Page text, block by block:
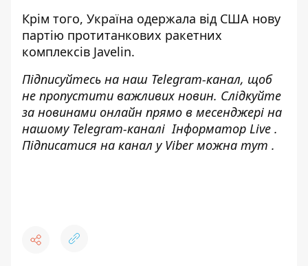
Крім того, Україна одержала від США нову
партію протитанкових ракетних
комплексів Javelin.
Підписуйтесь на наш Telegram-канал, щоб
не пропустити важливих новин. Слідкуйте
за новинами онлайн прямо в месенджері на
нашому Telegram-каналіІнформатор Live .
Підписатися на канал у Viber можна тут .